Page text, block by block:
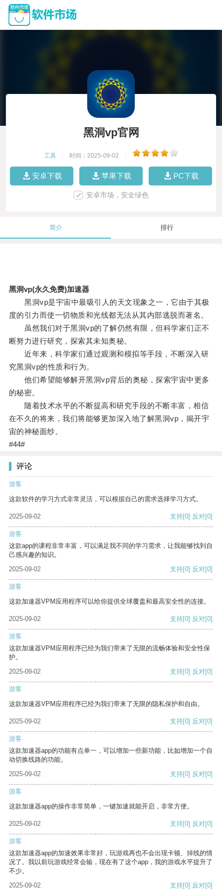
黑洞vp官网
工具 时间：2025-09-02
安卓下载 苹果下载 PC下载
安卓市场，安全绿色
简介 排行
黑洞vp(永久免费)加速器
黑洞vp是宇宙中最吸引人的天文现象之一，它由于其极
度的引力而使一切物质和光线都无法从其内部逃脱而著名。
虽然我们对于黑洞vp的了解仍然有限，但科学家们正不
断努力进行研究，探索其未知奥秘。
近年来，科学家们通过观测和模拟等手段，不断深入研
究黑洞vp的性质和行为。
他们希望能够解开黑洞vp背后的奥秘，探索宇宙中更多
的秘密。
随着技术水平的不断提高和研究手段的不断丰富，相信
在不久的将来，我们将能够更加深入地了解黑洞vp，揭开宇
宙的神秘面纱。
#44#
评论
游客
这款软件的学习方式非常灵活，可以根据自己的需求选择学习方式。
2025-09-02 支持[0] 反对[0]
游客
这款app的课程非常丰富，可以满足我不同的学习需求，让我能够找到自
己感兴趣的知识。
2025-09-02
支持[0] 反对[0]
游客
这款加速器VPM应用程序可以给你提供全球覆盖和最高安全性的连接。
2025-09-02 支持[0] 反对[0]
游客
这款加速器VPM应用程序已经为我们带来了无限的流畅体验和安全性保
护。
2025-09-02
支持[0] 反对[0]
游客
这款加速器VPM应用程序已经为我们带来了无限的隐私保护和自由。
2025-09-02 支持[0] 反对[0]
游客
这款加速器app的功能有点单一，可以增加一些新功能，比如增加一个自
动切换线路的功能。
2025-09-02
支持[0] 反对[0]
游客
这款加速器app的操作非常简单，一键加速就能开启，非常方便。
2025-09-02 支持[0] 反对[0]
游客
这款加速器app的加速效果非常好，玩游戏再也不会出现卡顿、掉线的情
况了。我以前玩游戏经常会输，现在有了这个app，我的游戏水平提升了
不少。
2025-09-02
支持[0] 反对[0]